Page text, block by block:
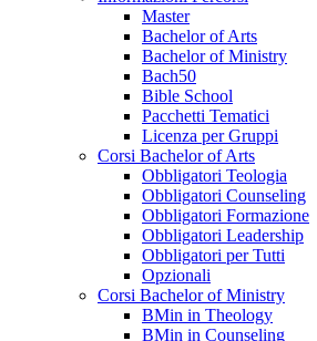
Master
Bachelor of Arts
Bachelor of Ministry
Bach50
Bible School
Pacchetti Tematici
Licenza per Gruppi
Corsi Bachelor of Arts
Obbligatori Teologia
Obbligatori Counseling
Obbligatori Formazione
Obbligatori Leadership
Obbligatori per Tutti
Opzionali
Corsi Bachelor of Ministry
BMin in Theology
BMin in Counseling